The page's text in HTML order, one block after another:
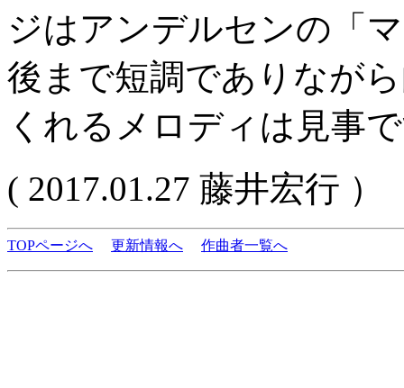
ジはアンデルセンの「
後まで短調でありなが
くれるメロディは見事
( 2017.01.27 藤井宏行 ）
TOPページへ 更新情報へ 作曲者一覧へ